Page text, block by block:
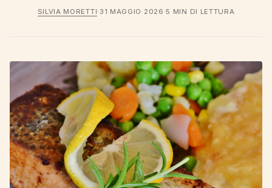
SILVIA MORETTI· 31 MAGGIO 2026 ·5 MIN DI LETTURA